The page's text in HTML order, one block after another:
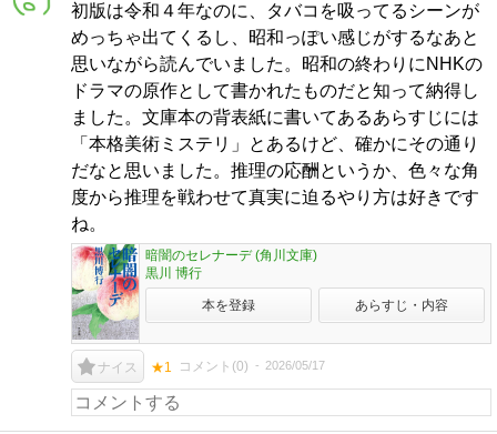
初版は令和４年なのに、タバコを吸ってるシーンが
めっちゃ出てくるし、昭和っぽい感じがするなあと
思いながら読んでいました。昭和の終わりにNHKの
ドラマの原作として書かれたものだと知って納得し
ました。文庫本の背表紙に書いてあるあらすじには
「本格美術ミステリ」とあるけど、確かにその通り
だなと思いました。推理の応酬というか、色々な角
度から推理を戦わせて真実に迫るやり方は好きです
ね。
暗闇のセレナーデ (角川文庫)
黒川 博行
本を登録 あらすじ・内容
ナイス ★1 コメント(0) 2026/05/17